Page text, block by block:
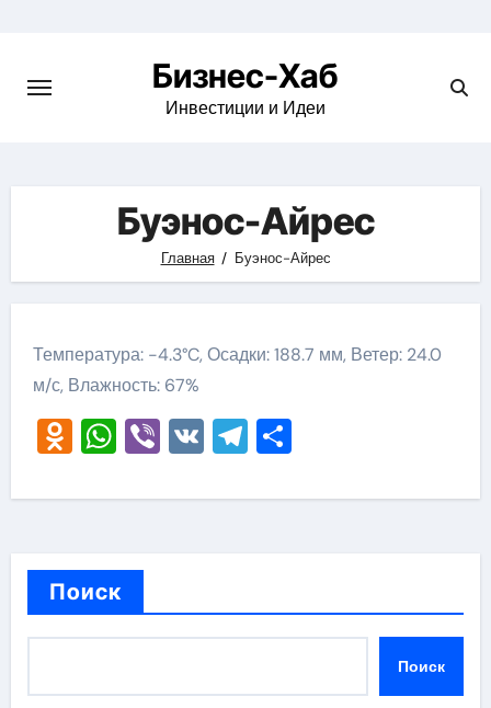
content
Бизнес-Хаб
Инвестиции и Идеи
Буэнос-Айрес
Главная Буэнос-Айрес
Температура: -4.3°C, Осадки: 188.7 мм, Ветер: 24.0
м/с, Влажность: 67%
Odnoklassniki
WhatsApp
Viber
VKTelegram
Отправить
Поиск
Поиск